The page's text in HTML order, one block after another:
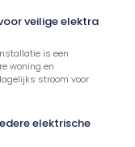
veilige elektra
is een
woning en
stroom voor
elektrische